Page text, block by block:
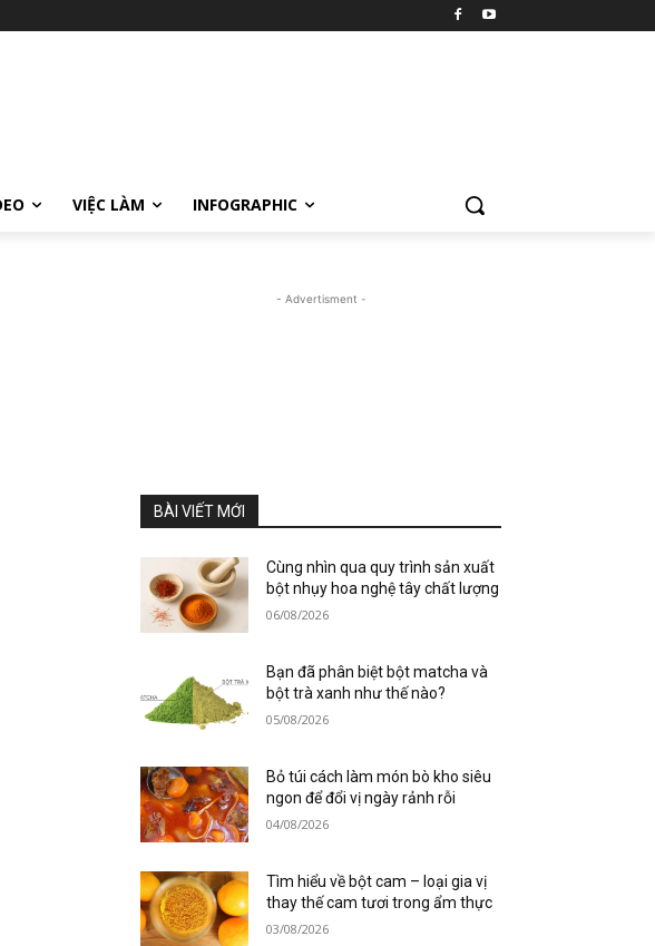
VIỆC LÀM INFOGRAPHIC
- Advertisment -
BÀI VIẾT MỚI
Cùng nhìn qua quy trình sản xuất
bột nhụy hoa nghệ tây chất lượng
06/08/2026
Bạn đã phân biệt bột matcha và
bột trà xanh như thế nào?
05/08/2026
Bỏ túi cách làm món bò kho siêu
ngon để đổi vị ngày rảnh rỗi
04/08/2026
Tìm hiểu về bột cam – loại gia vị
thay thế cam tươi trong ẩm thực
03/08/2026